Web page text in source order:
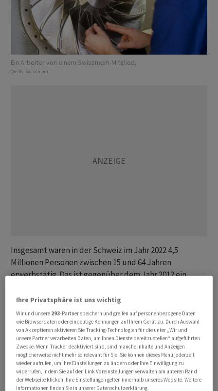
Ein Arbeiter von einem Swissmem-Mitglied.
Quelle: Swissmem
Insgesamt waren in der Schweiz im Jahr 2022 4,5
Millionen Personen zwischen 15 und 64 Jahren
erwerbstätig. Das ist gegenüber dem Jahr 2012 ein
Arbeitsmarkt gelingt es also, immer mehr Personen zu
integrieren, wie aus der am Donnerstag publizierten
Schweizerischen Arbeitskräfteerhebung 2022 (SAKE)
des Bundesamts für Statistik (BFS) hervorgeht.
Was dabei jedoch auffällt: In den letzten zehn Jahren ist
die Zahl der Teilzeiterwerbstätigen mehr als drei Mal so
stark angestiegen wie jene der Vollzeiterwerbstätigen
Ihre Privatsphäre ist uns wichtig
Wir und unsere 293-Partner speichern und greifen auf personenbezogene Daten
wie Browserdaten oder eindeutige Kennungen auf Ihrem Gerät zu. Durch Auswahl
von Akzeptieren aktivieren Sie Tracking-Technologien für die unter „Wir und
unsere Partner verarbeiten Daten, um Ihnen Dienste bereitzustellen“ aufgeführten
Zwecke. Wenn Tracker deaktiviert sind, sind manche Inhalte und Anzeigen
möglicherweise nicht mehr so relevant für Sie. Sie können dieses Menü jederzeit
wieder aufrufen, um Ihre Einstellungen zu ändern oder Ihre Einwilligung zu
widerrufen, indem Sie auf den Link Voreinstellungen verwalten am unteren Rand
der Webseite klicken. Ihre Einstellungen gelten innerhalb unseres Website. Weitere
Informationen finden Sie in unserer Datenschutzerklärung.